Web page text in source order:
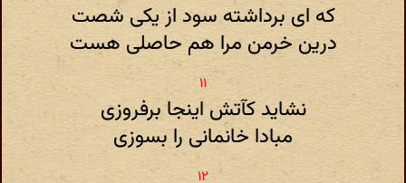
که ای برداشته سود از یکی شصت
درین خرمن مرا هم حاصلی هست
نشاید کآتش اینجا برفروزی
مبادا خانمانی را بسوزی